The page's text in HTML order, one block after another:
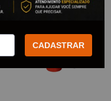
CADASTRAR